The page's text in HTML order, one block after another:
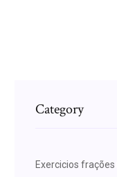
Category
Exercicios